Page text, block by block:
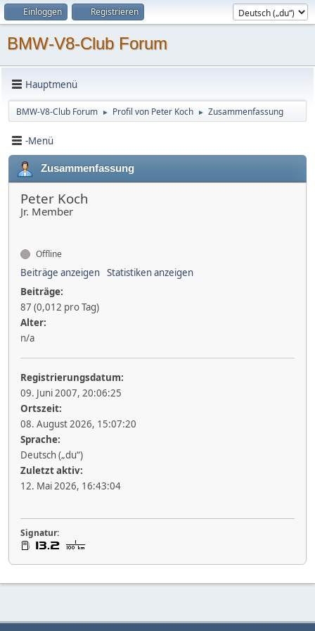
Einloggen Registrieren
BMW-V8-Club Forum
Hauptmenü
BMW-V8-Club Forum ► Profil von Peter Koch ► Zusammenfassung
-Menü
Zusammenfassung
Peter Koch
Jr. Member
Offline
Beiträge anzeigen Statistiken anzeigen
Beiträge:
87 (0,012 pro Tag)
Alter:
n/a
Registrierungsdatum:
09. Juni 2007, 20:06:25
Ortszeit:
08. August 2026, 15:07:20
Sprache:
Deutsch („du“)
Zuletzt aktiv:
12. Mai 2026, 16:43:04
Signatur: